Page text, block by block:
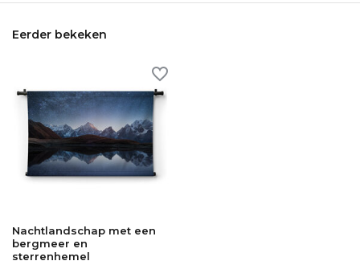
Eerder bekeken
Nachtlandschap met een
bergmeer en
sterrenhemel